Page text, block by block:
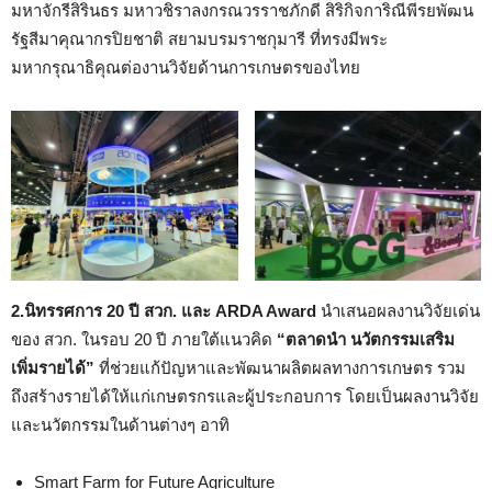
มหาจักรีสิรินธร มหาวชิราลงกรณวรราชภักดี สิริกิจการิณีพีรยพัฒน
รัฐสีมาคุณากรปิยชาติ สยามบรมราชกุมารี ที่ทรงมีพระ
มหากรุณาธิคุณต่องานวิจัยด้านการเกษตรของไทย
2.นิทรรศการ 20 ปี สวก. และ ARDA Award นำเสนอผลงานวิจัยเด่น
ของ สวก. ในรอบ 20 ปี ภายใต้แนวคิด “ตลาดนำ นวัตกรรมเสริม
เพิ่มรายได้” ที่ช่วยแก้ปัญหาและพัฒนาผลิตผลทางการเกษตร รวม
ถึงสร้างรายได้ให้แก่เกษตรกรและผู้ประกอบการ โดยเป็นผลงานวิจัย
และนวัตกรรมในด้านต่างๆ อาทิ
Smart Farm for Future Agriculture